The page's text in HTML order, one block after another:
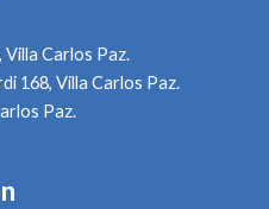
Carlos Paz.
168, Villa Carlos Paz.
Paz.